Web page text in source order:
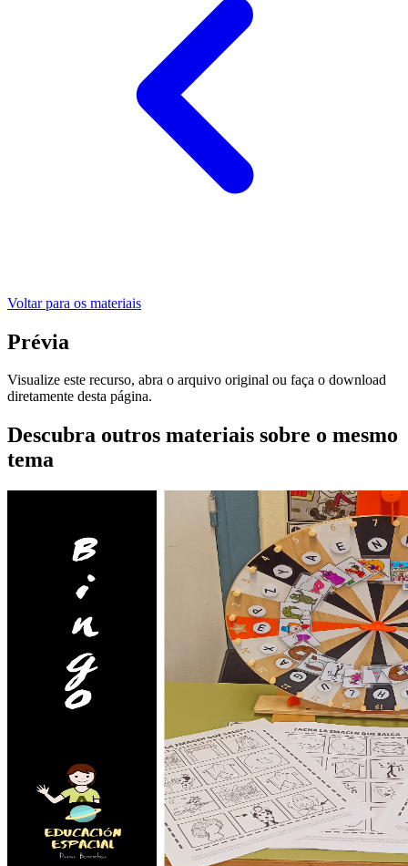
Voltar para os materiais
Prévia
Visualize este recurso, abra o arquivo original ou faça o download
diretamente desta página.
Descubra outros materiais sobre o mesmo
tema